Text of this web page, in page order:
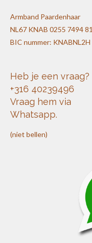
Armband Paardenhaar
NL67 KNAB 0255 7494 81
BIC nummer: KNABNL2H
Heb je een vraag?
+316 40239496
Vraag hem via
Whatsapp.
(niet bellen)